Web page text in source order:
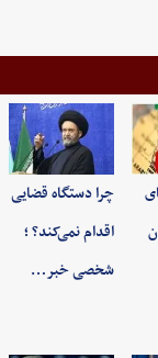
چرا دستگاه قضایی
اقدام نمی‌کند؟ ؛
شخصی خبر…